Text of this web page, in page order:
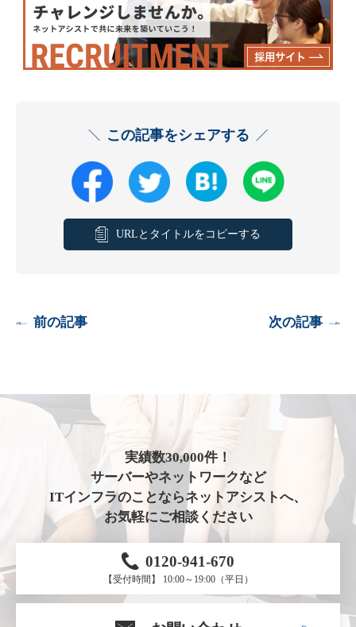
この記事をシェアする
URLとタイトルをコピーする
前の記事 次の記事
実績数30,000件！
サーバーやネットワークなど
ITインフラのことならネットアシストへ、
お気軽にご相談ください
0120-941-670
【受付時間】 10:00～19:00（平日）